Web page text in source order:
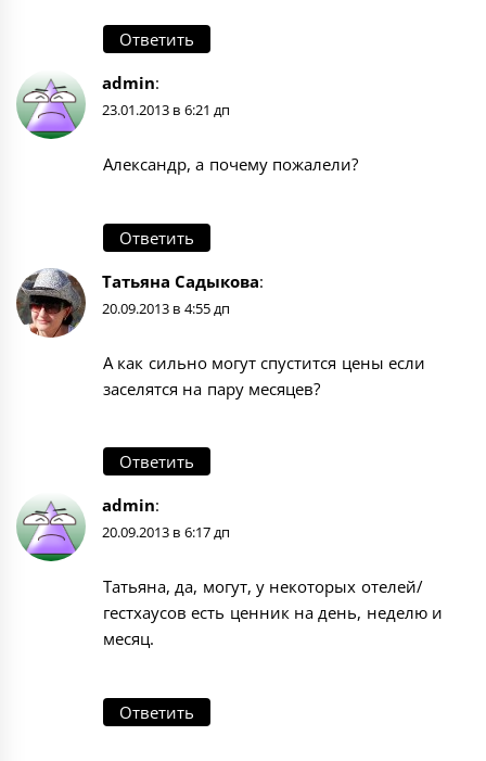
Ответить
admin:
23.01.2013 в 6:21 дп
Александр, а почему пожалели?
Ответить
Татьяна Садыкова:
20.09.2013 в 4:55 дп
А как сильно могут спустится цены если
заселятся на пару месяцев?
Ответить
admin:
20.09.2013 в 6:17 дп
Татьяна, да, могут, у некоторых отелей/
гестхаусов есть ценник на день, неделю и
месяц.
Ответить